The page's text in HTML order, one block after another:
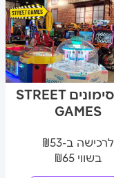
75 אסימונים STREET
GAMES
לרכישה ב-₪53
בשווי ₪65